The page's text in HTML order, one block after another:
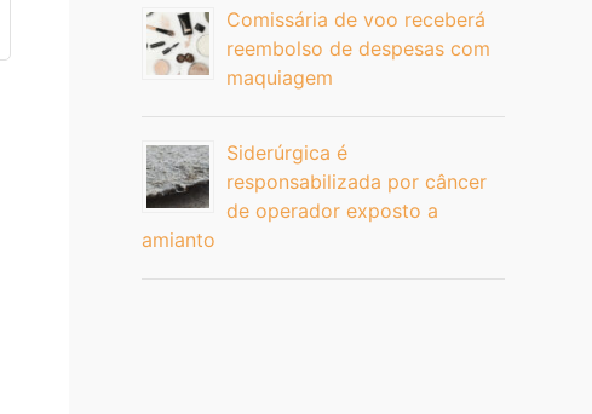
Comissária de voo receberá
reembolso de despesas com
maquiagem
Siderúrgica é
responsabilizada por câncer
de operador exposto a
amianto